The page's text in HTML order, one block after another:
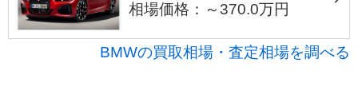
相場価格：～370.0万円
BMWの買取相場・査定相場を調べる